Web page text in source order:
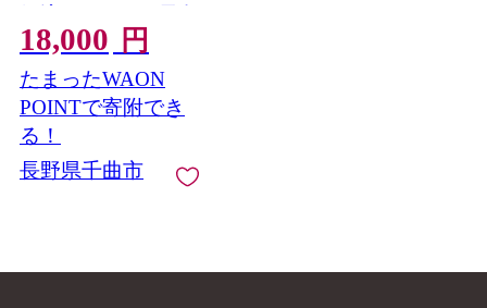
ごジュース720ml| フル
ーツ リンゴ 林檎 ルレ
クチェ アップルジュ
ース 千曲市 長野県 信
州
18,000 円
たまったWAON
POINTで寄附でき
る！
長野県千曲市